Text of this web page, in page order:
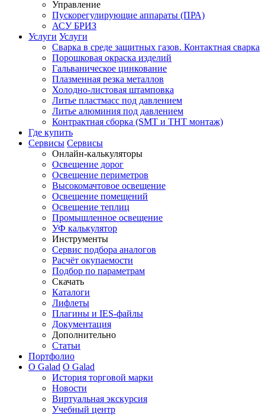
Управление
Пускорегулирующие аппараты (ПРА)
АСУ БРИЗ
Услуги Услуги
Сварка в среде защитных газов. Контактная сварка
Порошковая окраска изделий
Гальваническое цинкование
Плазменная резка металлов
Холодно-листовая штамповка
Литье пластмасс под давлением
Литье алюминия под давлением
Контрактная сборка (SMT и THT монтаж)
Где купить
Сервисы Сервисы
Онлайн-калькуляторы
Освещение дорог
Освещение периметров
Высокомачтовое освещение
Освещение помещений
Освещение теплиц
Промышленное освещение
УФ калькулятор
Инструменты
Сервис подбора аналогов
Расчёт окупаемости
Подбор по параметрам
Скачать
Каталоги
Лифлеты
Плагины и IES-файлы
Документация
Дополнительно
Статьи
Портфолио
О Galad О Galad
История торговой марки
Новости
Виртуальная экскурсия
Учебный центр